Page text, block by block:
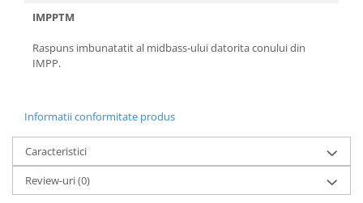
IMPPTM
Raspuns imbunatatit al midbass-ului datorita conului din
IMPP.
Informatii conformitate produs
Caracteristici
Review-uri(0)